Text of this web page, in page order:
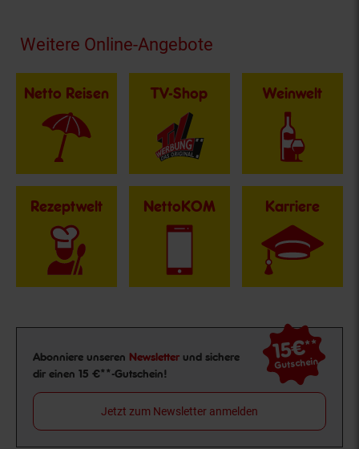
Fußzeile
Weitere Online-Angebote
Netto Reisen TV-Shop Weinwelt
Rezeptwelt NettoKOM Karriere
Newsletter Anmeldung
Abonniere unseren Newsletter und sichere
dir einen 15 €**-Gutschein!
15€**
Gutschein
Jetzt zum Newsletter anmelden